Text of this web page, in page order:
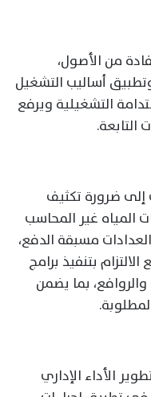
من الأصول،
أساليب التشغيل
التشغيلية ويرفع
التابعة.
ضرورة تكثيف
غير المحاسب
مسبقة الدفع،
بتنفيذ برامج
والروافع، بما يضمن
الأداء الإداري